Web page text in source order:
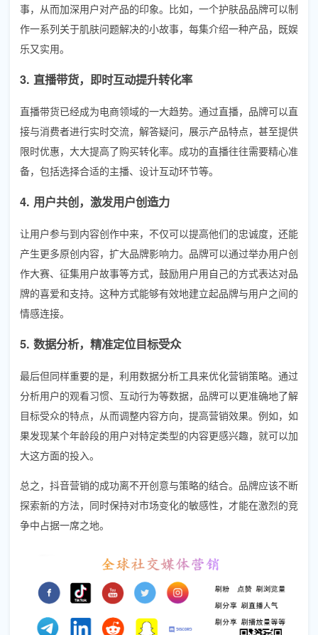
事，从而加深用户对产品的印象。比如，一个护肤品品牌可以制
作一系列关于肌肤问题解决的小故事，每集介绍一种产品，既娱
乐又实用。
3. 直播带货，即时互动提升转化率
直播带货已经成为电商领域的一大趋势。通过直播，品牌可以直
接与消费者进行实时交流，解答疑问，展示产品特点，甚至提供
限时优惠，大大提高了购买转化率。成功的直播往往需要精心准
备，包括选择合适的主播、设计互动环节等。
4. 用户共创，激发用户创造力
让用户参与到内容创作中来，不仅可以提高他们的忠诚度，还能
产生更多原创内容，扩大品牌影响力。品牌可以通过举办用户创
作大赛、征集用户故事等方式，鼓励用户用自己的方式表达对品
牌的喜爱和支持。这种方式能够有效地建立起品牌与用户之间的
情感连接。
5. 数据分析，精准定位目标受众
最后但同样重要的是，利用数据分析工具来优化营销策略。通过
分析用户的观看习惯、互动行为等数据，品牌可以更准确地了解
目标受众的特点，从而调整内容方向，提高营销效果。例如，如
果发现某个年龄段的用户对特定类型的内容更感兴趣，就可以加
大这方面的投入。
总之，抖音营销的成功离不开创意与策略的结合。品牌应该不断
探索新的方法，同时保持对市场变化的敏感性，才能在激烈的竞
争中占据一席之地。